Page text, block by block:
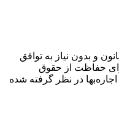
و بدون نیاز به توافق
حفاظت از حقوق
در نظر گرفته شده